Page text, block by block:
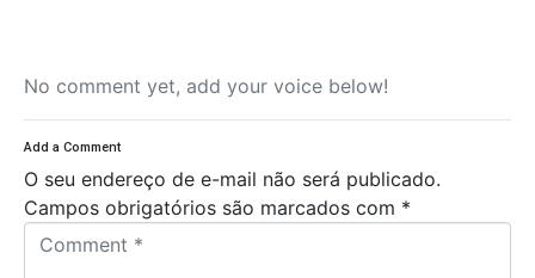
No comment yet, add your voice below!
Add a Comment
O seu endereço de e-mail não será publicado.
Campos obrigatórios são marcados com *